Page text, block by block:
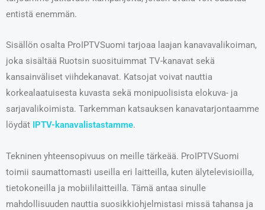
entistä enemmän.
Sisällön osalta ProIPTVSuomi tarjoaa laajan kanavavalikoiman,
joka sisältää Ruotsin suosituimmat TV-kanavat sekä
kansainväliset viihdekanavat. Katsojat voivat nauttia
korkealaatuisesta kuvasta sekä monipuolisista elokuva- ja
sarjavalikoimista. Tarkemman katsauksen kanavatarjontaamme
löydät IPTV-kanavalistastamme.
Tekninen yhteensopivuus on meille tärkeää. ProIPTVSuomi
toimii saumattomasti useilla eri laitteilla, kuten älytelevisioilla,
tietokoneilla ja mobiililaitteilla. Tämä antaa sinulle
mahdollisuuden nauttia suosikkiohjelmistasi missä tahansa ja